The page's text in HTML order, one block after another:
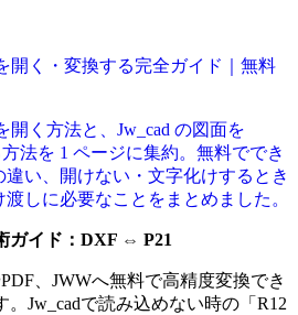
開く・変換する完全ガイド｜無料
開く方法と、Jw_cad の図面を
法を 1 ページに集約。無料ででき
い、開けない・文字化けするとき
しに必要なことをまとめました。
ガイド： DXF ⇔ P21
、JWWへ無料で高精度変換でき
Jw_cadで読み込めない時の「R12